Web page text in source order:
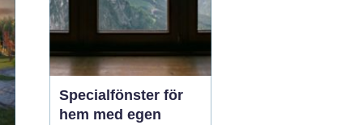
Specialfönster för
hem med egen